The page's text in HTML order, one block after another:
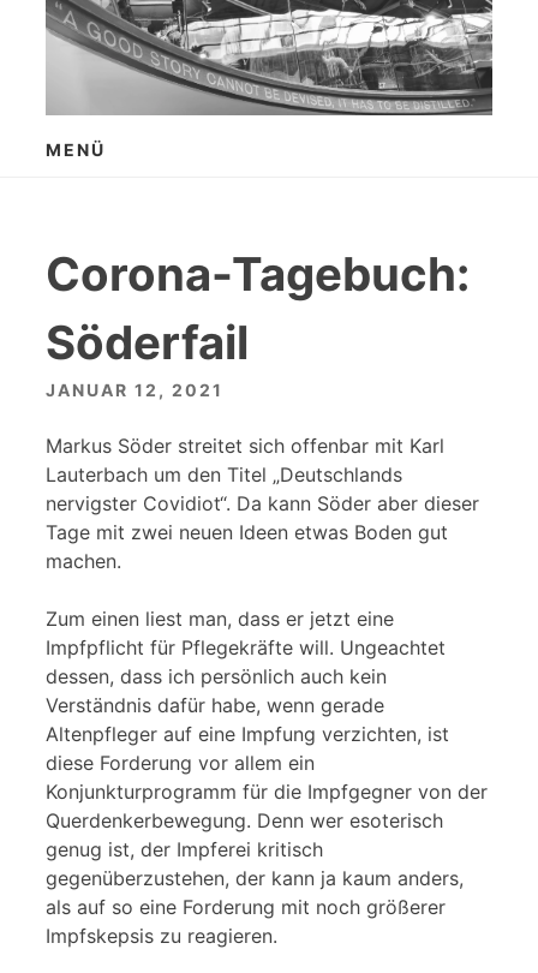
MENÜ
Corona-Tagebuch:
Söderfail
JANUAR 12, 2021
Markus Söder streitet sich offenbar mit Karl
Lauterbach um den Titel „Deutschlands
nervigster Covidiot“. Da kann Söder aber dieser
Tage mit zwei neuen Ideen etwas Boden gut
machen.
Zum einen liest man, dass er jetzt eine
Impfpflicht für Pflegekräfte will. Ungeachtet
dessen, dass ich persönlich auch kein
Verständnis dafür habe, wenn gerade
Altenpfleger auf eine Impfung verzichten, ist
diese Forderung vor allem ein
Konjunkturprogramm für die Impfgegner von der
Querdenkerbewegung. Denn wer esoterisch
genug ist, der Impferei kritisch
gegenüberzustehen, der kann ja kaum anders,
als auf so eine Forderung mit noch größerer
Impfskepsis zu reagieren.